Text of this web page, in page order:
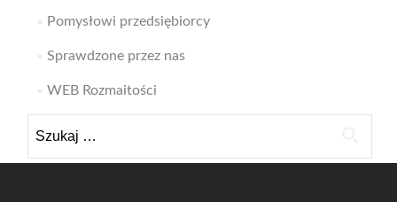
Pomysłowi przedsiębiorcy
Sprawdzone przez nas
WEB Rozmaitości